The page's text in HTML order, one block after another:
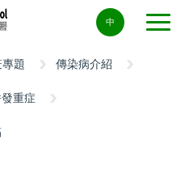
中
題 傳染病介紹
重症